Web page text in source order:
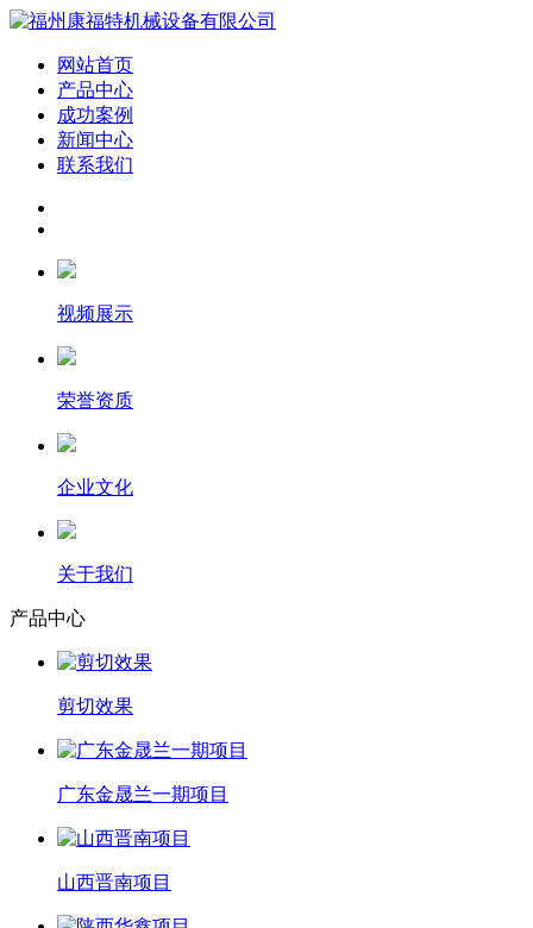
网站首页
产品中心
成功案例
新闻中心
联系我们
视频展示
荣誉资质
企业文化
关于我们
产品中心
剪切效果
广东金晟兰一期项目
山西晋南项目